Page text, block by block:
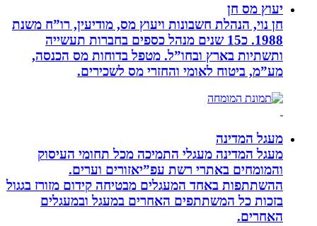
יעוץ מס חן
חן נוי, הנהלת חשבונות ויעוץ מס, מודיעין, רו”ח משנת
1988. כ15 שנים מנהל כספים בחברות תעשייה
ותשתיות בארץ ובחו”ל. מטפל בדוחות מס הכנסה,
מע”מ, ביטוח לאומי והחזרי מס לשכירים.
מעגל המדינה
מעגל המדינה מעגלי התמיכה מכל תחומי העיסוק
והמומחים באתרי רשת עפ”יאזורים וערים.
ההשתתפות באחד המעגלים מבטיחה קידום מזורז בגגול
בזכות כל המשתתפים האחרים במעגל ובמעגלים
האחרים.